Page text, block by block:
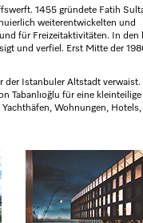
1455 gründete Fatih
weiterentwickelten und
für Freizeitaktivitäten. In den
und verfiel. Erst Mitte der
der Istanbuler Altstadt verwaist.
Tabanlıoğlu für eine
Wohnungen,